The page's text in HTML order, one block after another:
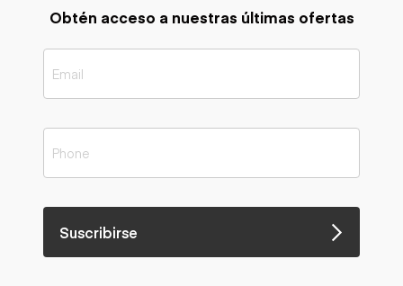
Obtén acceso a nuestras últimas ofertas
Suscribirse